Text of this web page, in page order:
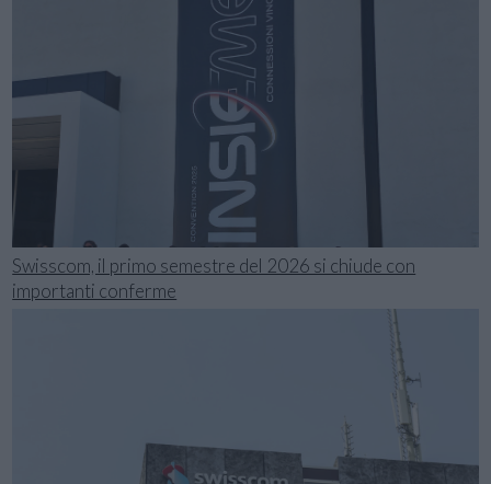
Swisscom, il primo semestre del 2026 si chiude con
importanti conferme